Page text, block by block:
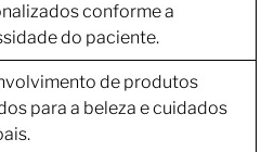
conforme a
do paciente.
de produtos
para a beleza e cuidados